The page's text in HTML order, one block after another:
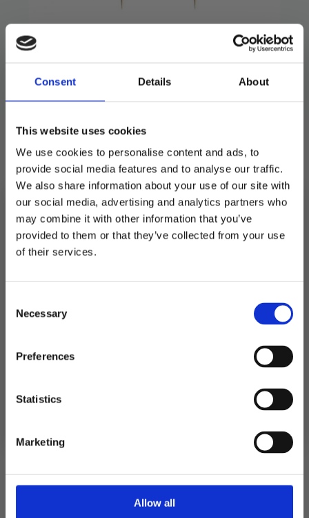
Consent Details About
This website uses cookies
We use cookies to personalise content and ads, to
provide social media features and to analyse our traffic.
We also share information about your use of our site with
our social media, advertising and analytics partners who
may combine it with other information that you’ve
provided to them or that they’ve collected from your use
of their services.
Selection
Necessary
Preferences
Statistics
Marketing
Allow all
Kakeskilt – Brannbil
1 stk i pakken.
Utsolgt
Produktnummer:104340
Baking,
Stikkord:Barnebursdag,Utrykningskjøretøy